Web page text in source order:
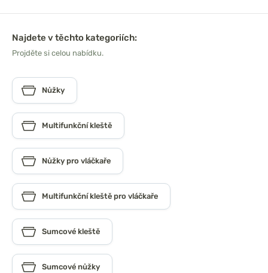
Najdete v těchto kategoriích:
Projděte si celou nabídku.
Nůžky
Multifunkční kleště
Nůžky pro vláčkaře
Multifunkční kleště pro vláčkaře
Sumcové kleště
Sumcové nůžky